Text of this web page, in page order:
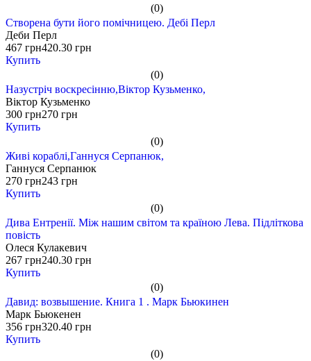
(0)
Створена бути його помічницею. Дебі Перл
Деби Перл
467 грн420.30 грн
Купить
(0)
Назустріч воскресінню,Віктор Кузьменко,
Віктор Кузьменко
300 грн270 грн
Купить
(0)
Живі кораблі,Ганнуся Серпанюк,
Ганнуся Серпанюк
270 грн243 грн
Купить
(0)
Дива Ентренії. Між нашим світом та країною Лева. Підліткова
повість
Олеся Кулакевич
267 грн240.30 грн
Купить
(0)
Давид: возвышение. Книга 1 . Марк Бьюкинен
Марк Бьюкенен
356 грн320.40 грн
Купить
(0)